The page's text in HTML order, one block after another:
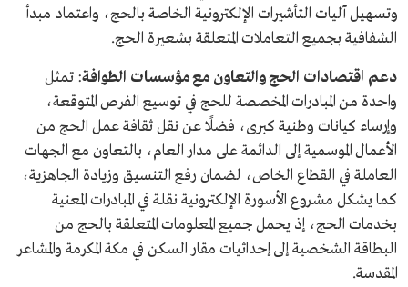
وتسهيل آليات التأشيرات الإلكترونية الخاصة بالحج، واعتماد مبدأ
الشفافية بجميع التعاملات المتعلقة بشعيرة الحج.
دعم اقتصادات الحج والتعاون مع مؤسسات الطوافة: تمثل
واحدة من المبادرات المخصصة للحج في توسيع الفرص المتوقعة،
وإرساء كيانات وطنية كبرى، فضلًا عن نقل ثقافة عمل الحج من
الأعمال الموسمية إلى الدائمة على مدار العام، بالتعاون مع الجهات
العاملة في القطاع الخاص، لضمان رفع التنسيق وزيادة الجاهزية،
كما يشكل مشروع الأسورة الإلكترونية نقلة في المبادرات المعنية
بخدمات الحج، إذ يحمل جميع المعلومات المتعلقة بالحج من
البطاقة الشخصية إلى إحداثيات مقار السكن في مكة المكرمة والمشاعر
المقدسة.